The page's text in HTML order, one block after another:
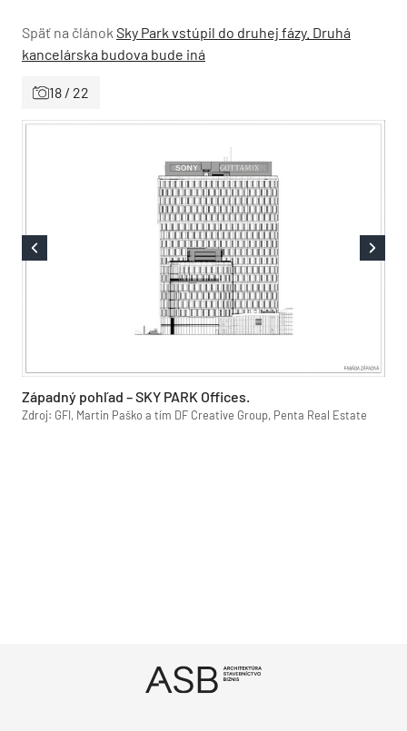
Späť na článok Sky Park vstúpil do druhej fázy. Druhá
kancelárska budova bude iná
18 / 22
Západný pohľad – SKY PARK Offices.
Zdroj: GFI, Martin Paško a tím DF Creative Group, Penta Real Estate